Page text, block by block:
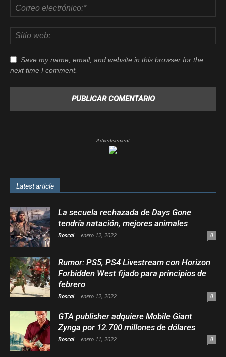
Save my name, email, and website in this browser for the
next time I comment.
- Advertisement -
Latest article
La secuela rechazada de Days Gone
tendría natación, mejores animales
Boscal - enero 12, 2022 0
Rumor: PS5, PS4 Livestream con Horizon
Forbidden West fijado para principios de
febrero
Boscal - enero 12, 2022 0
GTA publisher adquiere Mobile Giant
Zynga por 12.700 millones de dólares
Boscal - enero 11, 2022 0